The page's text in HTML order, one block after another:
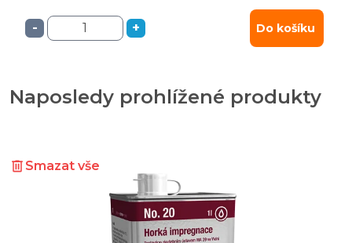
- + Do košíku
Naposledy prohlížené produkty
Smazat vše